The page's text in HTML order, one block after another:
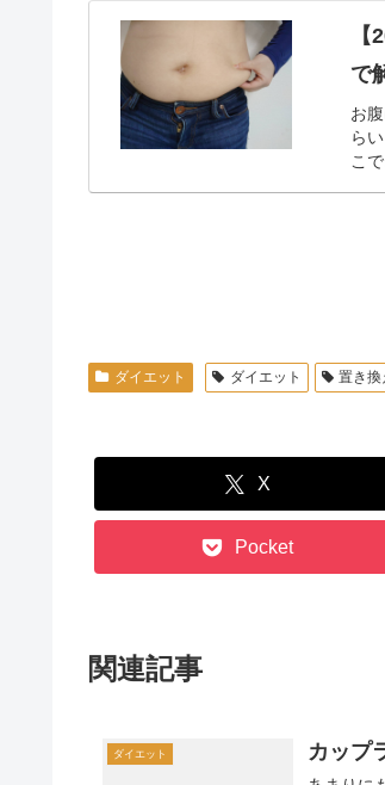
で
お
ら
こ
ダイエット ダイエット 置き換
X
Pocket
関連記事
ダイエット カップ